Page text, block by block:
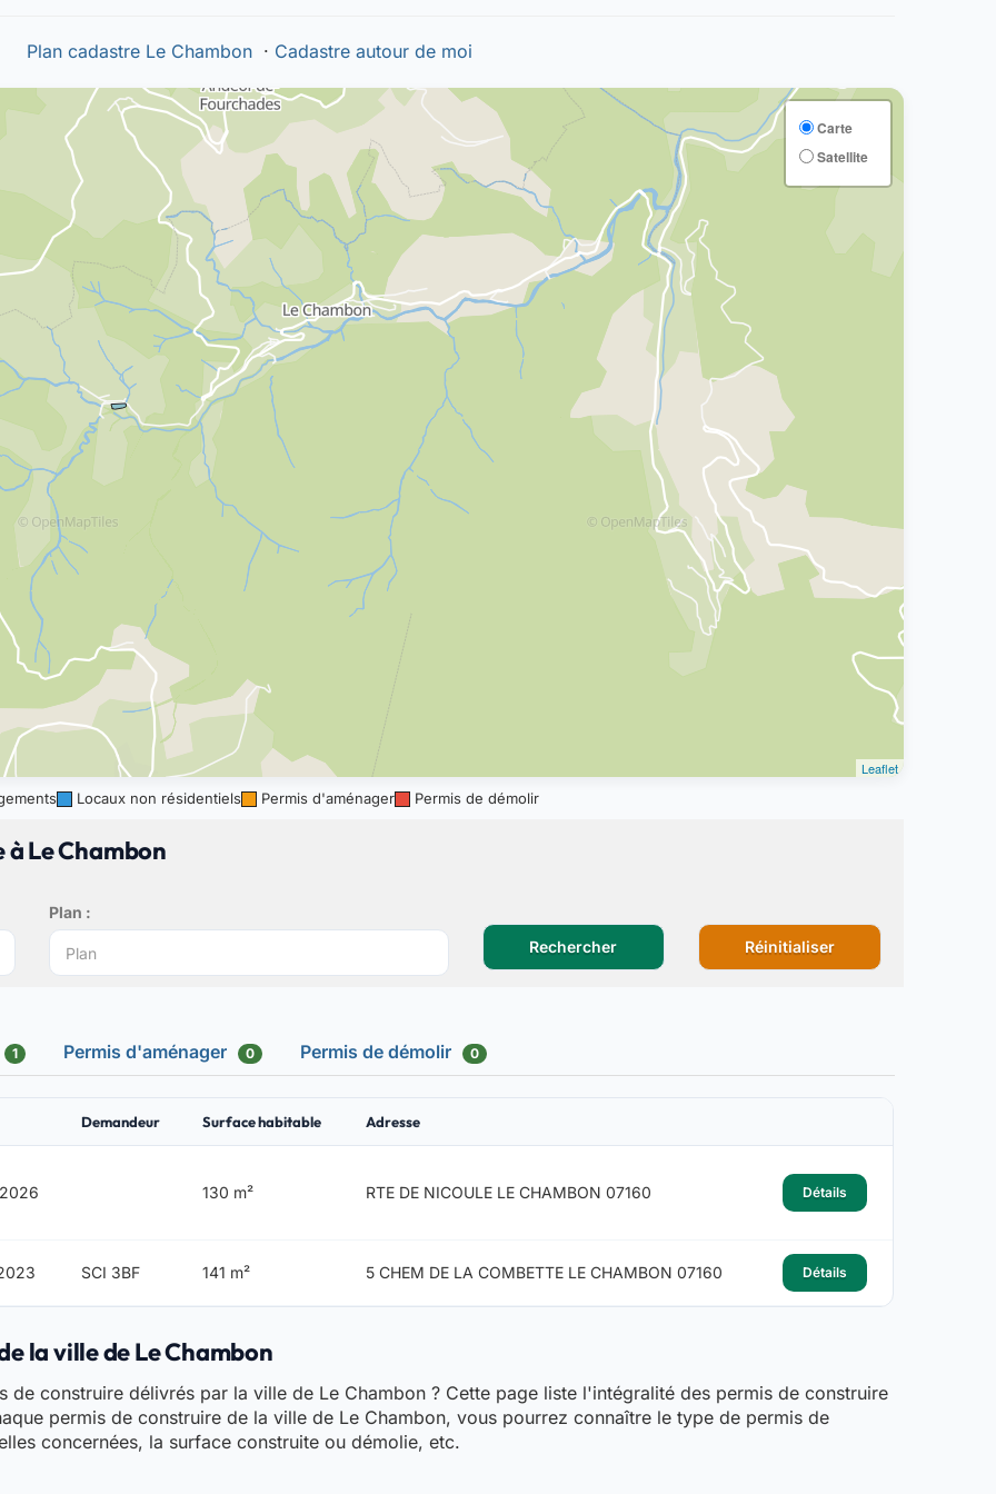
Plan cadastre Le Chambon· Cadastre autour de moi
Carte
Satellite
Leaflet
Locaux non résidentiels Permis d'aménager Permis de démolir
Le Chambon
Plan :
Rechercher
Réinitialiser
1 Permis d'aménager 0 Permis de démolir 0
Demandeur Surface habitable Adresse
130 m² RTE DE NICOULE LE CHAMBON 07160 Détails
SCI 3BF 141 m² 5 CHEM DE LA COMBETTE LE CHAMBON 07160 Détails
la ville de Le Chambon
de construire délivrés par la ville de Le Chambon ? Cette page liste l'intégralité des permis de construire
permis de construire de la ville de Le Chambon, vous pourrez connaître le type de permis de
concernées, la surface construite ou démolie, etc.